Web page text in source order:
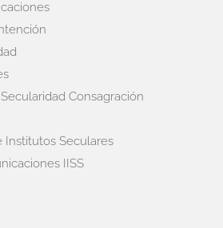
Consagración
Institutos Seculares
IISS